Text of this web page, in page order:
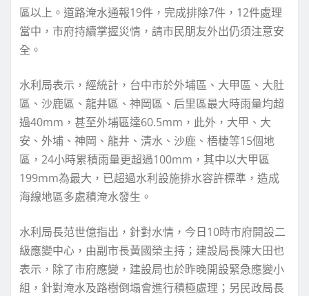
區以上。道路淹水通報19件，完成排除7件，12件處理
當中，市府持續掌握災情，請市民朋友外出仍須注意安
全。
水利局表示，經統計，台中市於外埔區、大甲區、大肚
區、沙鹿區、龍井區、神岡區、后里區最大時雨量均超
過40mm，甚至外埔區達60.5mm，此外，大甲、大
安、外埔、神岡、龍井、清水、沙鹿、梧棲等15個地
區，24小時累積雨量更超過100mm，其中以大甲區
199mm為最大，已超過水利設施排水容許標準，造成
海線地區多處積淹水發生。
水利局長范世億指出，針對水情，今日10時市府開設二
級應變中心，由副市長黃國榮主持；建設局長陳大田也
表示，除了市府應變，建設局也於昨晚開設緊急應變小
組，針對淹水及路樹倒塌會進行積極處理；另民政局長